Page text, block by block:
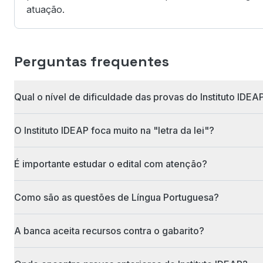
atuação.
Perguntas frequentes
Qual o nível de dificuldade das provas do Instituto
O Instituto IDEAP foca muito na "letra da lei"?
É importante estudar o edital com atenção?
Como são as questões de Língua Portuguesa?
A banca aceita recursos contra o gabarito?